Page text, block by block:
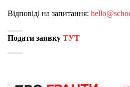
Відповіді на запитання:
Подати заявку ТУТ